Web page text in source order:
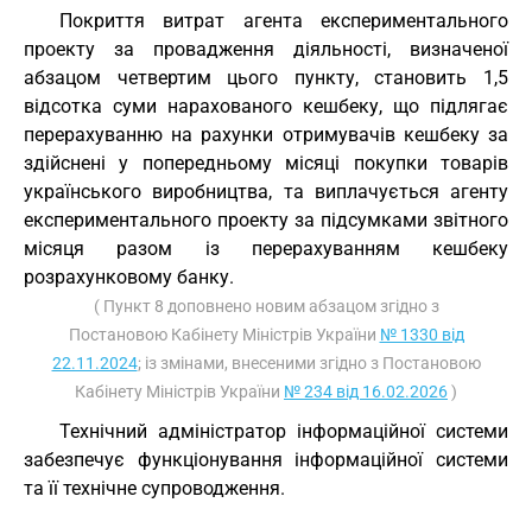
Покриття витрат агента експериментального
проекту за провадження діяльності, визначеної
абзацом четвертим цього пункту, становить 1,5
відсотка суми нарахованого кешбеку, що підлягає
перерахуванню на рахунки отримувачів кешбеку за
здійснені у попередньому місяці покупки товарів
українського виробництва, та виплачується агенту
експериментального проекту за підсумками звітного
місяця разом із перерахуванням кешбеку
розрахунковому банку.
( Пункт 8 доповнено новим абзацом згідно з
Постановою Кабінету Міністрів України № 1330 від
22.11.2024; із змінами, внесеними згідно з Постановою
Кабінету Міністрів України № 234 від 16.02.2026)
Технічний адміністратор інформаційної системи
забезпечує функціонування інформаційної системи
та її технічне супроводження.